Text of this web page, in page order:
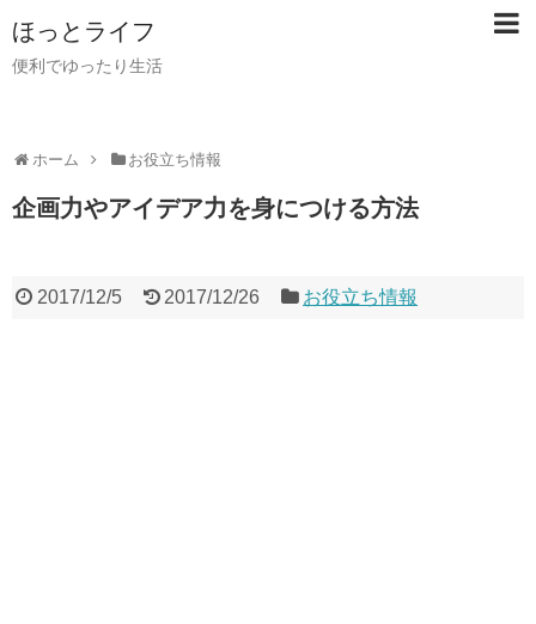
ほっとライフ
便利でゆったり生活
ホーム お役立ち情報
企画力やアイデア力を身につける方法
2017/12/5 2017/12/26 お役立ち情報